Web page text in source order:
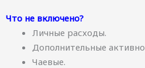
Что не включено?
Личные расходы.
Дополнительные
Чаевые.